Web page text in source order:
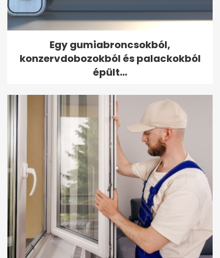
Egy gumiabroncsokból,
konzervdobozokból és palackokból
épült...